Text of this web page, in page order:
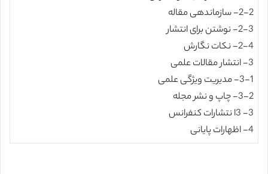
2-2- سازماندهی مقاله
2-3- نوشتن برای انتشار
2-4- نکات نگارش
3- انتشار مقالات علمی
3-1- مدیریت ویژگی علمی
3-2- چاپ و نشر مجله
3- 3ا نتشارات کنفرانس
4- اظهارات پایانی